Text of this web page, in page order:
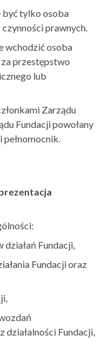
być tylko osoba
prawnych.
wchodzić osoba
przestępstwo
lub
Zarządu
Fundacji powołany
Fundacji,
Fundacji oraz
Fundacji,